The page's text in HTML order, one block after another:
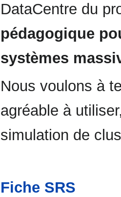
DataCentre du
pédagogique
systèmes
Nous voulons à
agréable à
simulation de
Fiche SRS